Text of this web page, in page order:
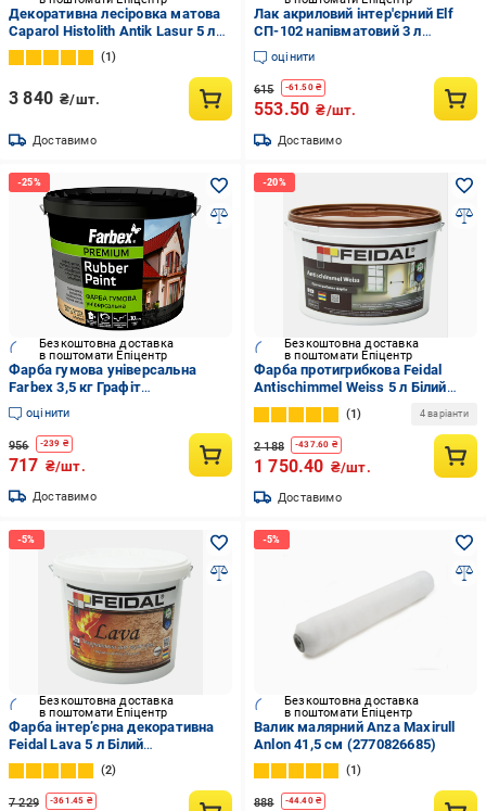
Декоративна лесіровка матова
Caparol Histolith Antik Lasur 5 л
(1980930058)
1
3 840 ₴/шт.
Доставимо
Лак акриловий інтер'єрний Elf
СП-102 напівматовий 3 л
(2784015221)
оцінити
615 -61.50₴
553.50 ₴/шт.
Доставимо
Безкоштовна доставка
в поштомати Епіцентр
Фарба гумова універсальна
Farbex 3,5 кг Графіт
(2792906052)
оцінити
956 -239 ₴
717 ₴/шт.
Доставимо
Безкоштовна доставка
в поштомати Епіцентр
Фарба протигрибкова Feidal
Antischimmel Weiss 5 л Білий
(1886454977)
1 4 варіанти
2 188 -437.60 ₴
1 750.40 ₴/шт.
Доставимо
Безкоштовна доставка
в поштомати Епіцентр
Фарба інтер’єрна декоративна
Feidal Lava 5 л Білий
(1886454860)
2
7 229 -361.45 ₴
Безкоштовна доставка
в поштомати Епіцентр
Валик малярний Anza Maxirull
Anlon 41,5 см (2770826685)
1
888 -44.40₴